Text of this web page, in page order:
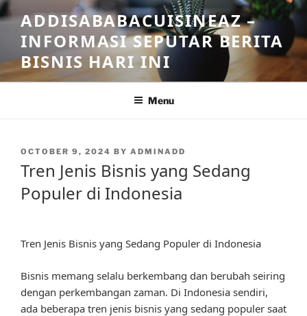
Skip
to
content
ADDISABABACUISINEAZ –
INFORMASI SEPUTAR BERITA
BISNIS HARI INI
Menu
POSTED
OCTOBER 9, 2024 BY ADMINADD
Tren Jenis Bisnis yang Sedang
Populer di Indonesia
Tren Jenis Bisnis yang Sedang Populer di Indonesia
Bisnis memang selalu berkembang dan berubah seiring
dengan perkembangan zaman. Di Indonesia sendiri,
ada beberapa tren jenis bisnis yang sedang populer saat